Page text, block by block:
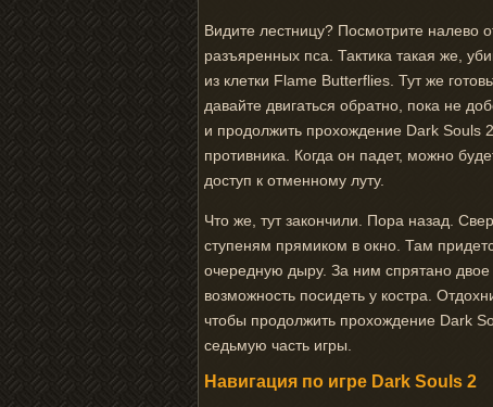
Видите лестницу? Посмотрите налево
разъяренных пса. Тактика такая же,
из клетки Flame Butterflies. Тут же
давайте двигаться обратно, пока не
и продолжить прохождение Dark Souls
противника. Когда он падет, можно
доступ к отменному луту.
Что же, тут закончили. Пора назад.
ступеням прямиком в окно. Там
очередную дыру. За ним спрятано двое
возможность посидеть у костра.
чтобы продолжить прохождение Dark
седьмую часть игры.
Навигация по игре Dark Souls 2